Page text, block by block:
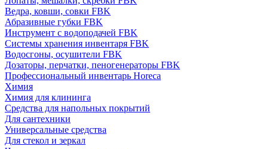
Ведра, ковши, совки FBK
Абразивные губки FBK
Инструмент с водоподачей FBK
Системы хранения инвентаря FBK
Водосгоны, осушители FBK
Дозаторы, перчатки, пеногенераторы FBK
Профессиональный инвентарь Horeca
Химия
Химия для клининга
Средства для напольных покрытий
Для сантехники
Универсальные средства
Для стекол и зеркал